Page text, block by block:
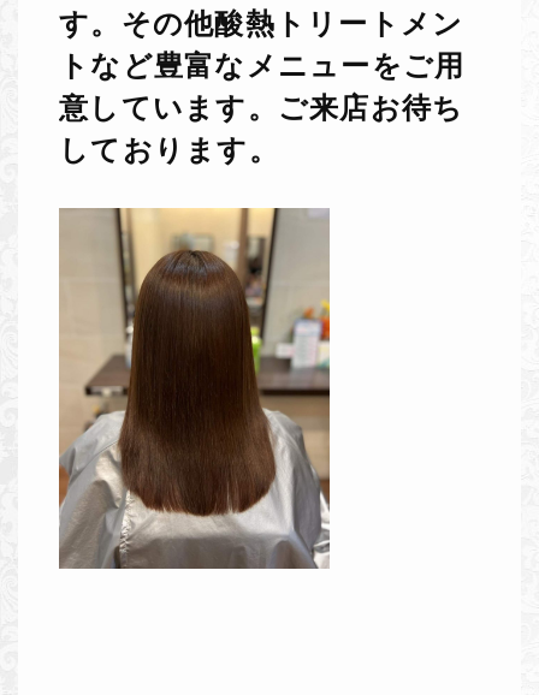
す。その他酸熱トリートメン
トなど豊富なメニューをご用
意しています。ご来店お待ち
しております。